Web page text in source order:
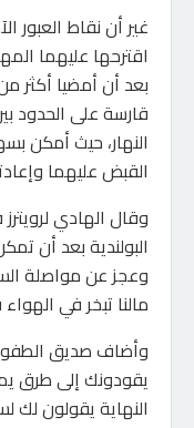
غير أن نقاط العبور
اقترحها عليهما
بعد أن أمضيا أكثر
قارسة على الحدود
النهار، حيث أمكن
القبض عليهما
وقال الهادي
البولندية بعد أن
وعجز عن مواصلة
مالنا تبخر في
وأضاف صديق
يقودونك إلى طرق
النهاية يقولون